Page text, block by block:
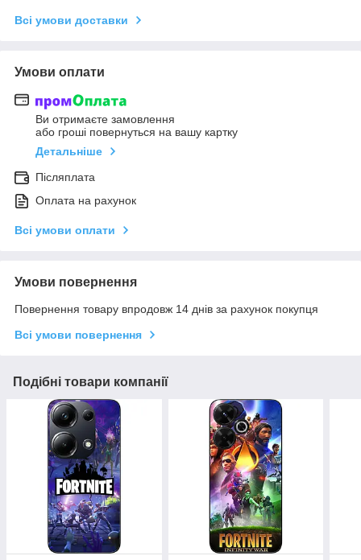
Всі умови доставки
Умови оплати
Ви отримаєте замовлення
або гроші повернуться на вашу картку
Детальніше
Післяплата
Оплата на рахунок
Всі умови оплати
Умови повернення
Повернення товару впродовж 14 днів за рахунок покупця
Всі умови повернення
Подібні товари компанії